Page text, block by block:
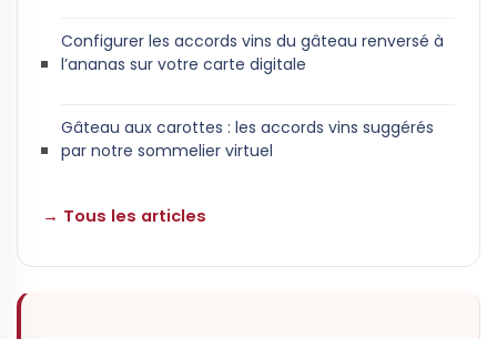
Configurer les accords vins du gâteau renversé à
l’ananas sur votre carte digitale
Gâteau aux carottes : les accords vins suggérés
par notre sommelier virtuel
→ Tous les articles